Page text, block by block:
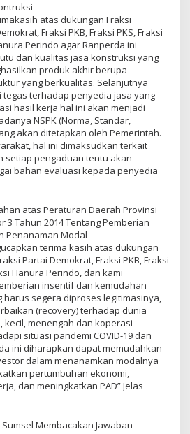
atas dukungan Fraksi
Fraksi PKB, Fraksi PKS, Fraksi
Perindo agar Ranperda ini
dan kualitas jasa konstruksi yang
produk akhir berupa
yang berkualitas. Selanjutnya
terhadap penyedia jasa yang
hasil kerja hal ini akan menjadi
NSPK (Norma, Standar,
akan ditetapkan oleh Pemerintah.
hal ini dimaksudkan terkait
setiap pengaduan tentu akan
bahan evaluasi kepada penyedia
atas Peraturan Daerah Provinsi
3 Tahun 2014 Tentang Pemberian
Penanaman Modal
terima kasih atas dukungan
Partai Demokrat, Fraksi PKB, Fraksi
Hanura Perindo, dan kami
insentif dan kemudahan
segera diproses legitimasinya,
(recovery) terhadap dunia
kecil, menengah dan koperasi
situasi pandemi СOVID-19 dan
ini diharapkan dapat memudahkan
dalam menanamkan modalnya
pertumbuhan ekonomi,
dan meningkatkan PAD” Jelas
Membacakan Jawaban